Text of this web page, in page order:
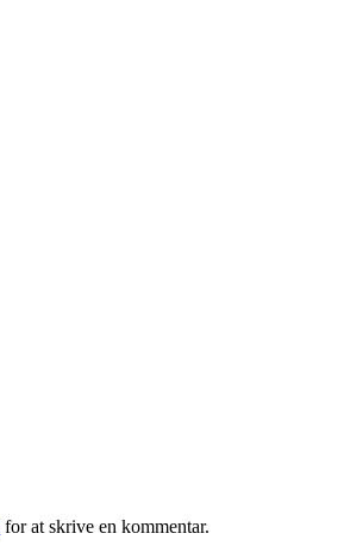
for at skrive en kommentar.